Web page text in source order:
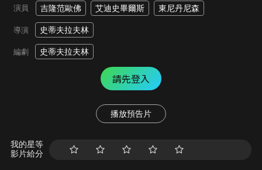
演員 吉隆范歐佛 艾迪史畢爾斯 東尼丹尼森
導演 史蒂夫拉夫林
編劇 史蒂夫拉夫林
請先登入
播放預告片
我的星等
影片給分